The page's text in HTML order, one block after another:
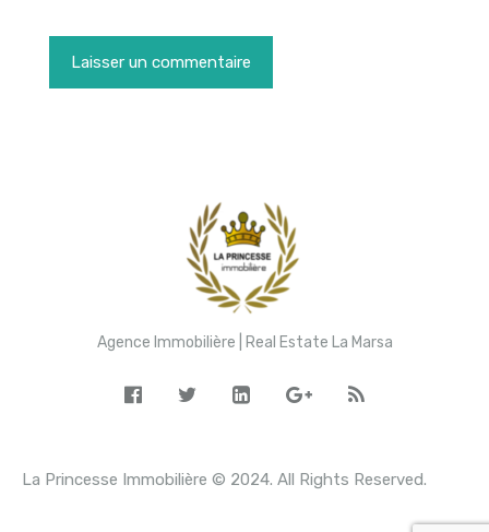
Agence Immobilière | Real Estate La Marsa
La Princesse Immobilière © 2024. All Rights Reserved.